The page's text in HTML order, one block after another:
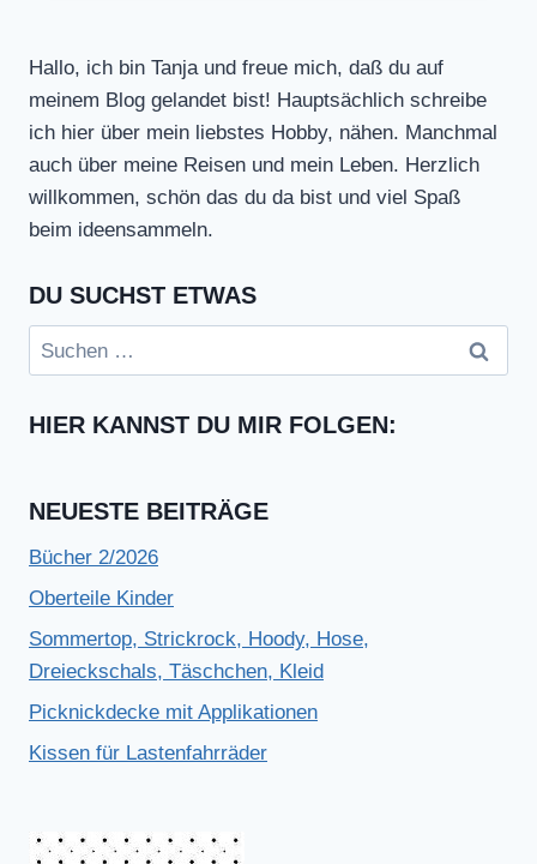
Hallo, ich bin Tanja und freue mich, daß du auf
meinem Blog gelandet bist! Hauptsächlich schreibe
ich hier über mein liebstes Hobby, nähen. Manchmal
auch über meine Reisen und mein Leben. Herzlich
willkommen, schön das du da bist und viel Spaß
beim ideensammeln.
DU SUCHST ETWAS
Suchen
nach:
HIER KANNST DU MIR FOLGEN:
NEUESTE BEITRÄGE
Bücher 2/2026
Oberteile Kinder
Sommertop, Strickrock, Hoody, Hose,
Dreieckschals, Täschchen, Kleid
Picknickdecke mit Applikationen
Kissen für Lastenfahrräder